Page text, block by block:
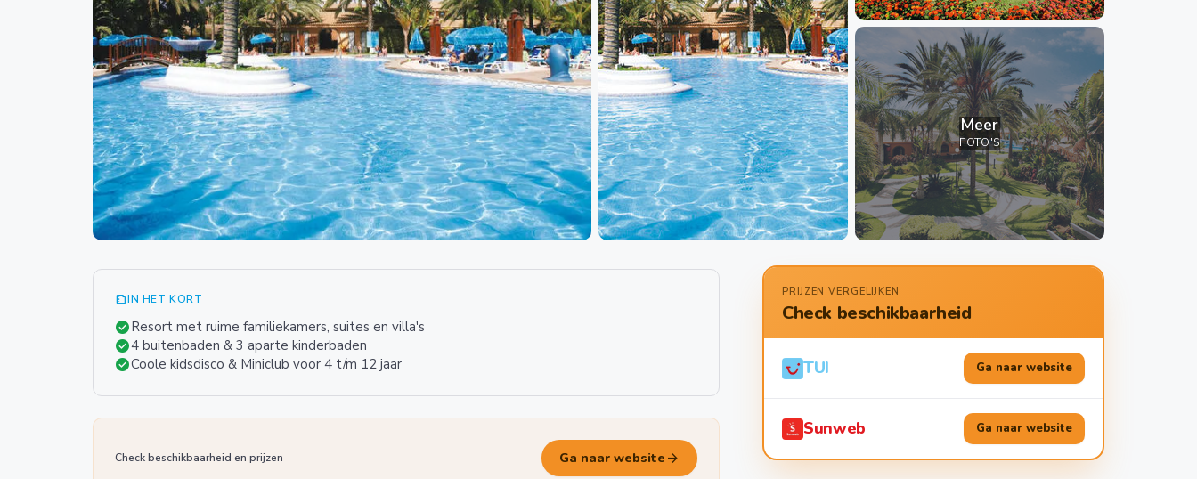
Meer
FOTO'S
summarizeIN HET KORT
check_circleResort met ruime familiekamers, suites en villa's
check_circle4 buitenbaden & 3 aparte kinderbaden
check_circleCoole kidsdisco & Miniclub voor 4 t/m 12 jaar
PRIJZEN VERGELIJKEN
Check beschikbaarheid
TUI Ga naar website
Sunweb Ga naar website
Check beschikbaarheid en prijzen Ga naar website arrow_forward